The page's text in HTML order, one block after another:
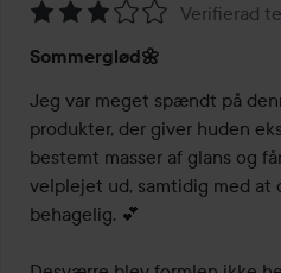
3
ud
af
5
Verifierad
Sommerglød🌼
Jeg var meget spændt på
produkter, der giver huden
bestemt masser af glans og
velplejet ud, samtidig med at
behagelig. 💕